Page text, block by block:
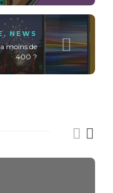
,NEWS
moins de
400 ?